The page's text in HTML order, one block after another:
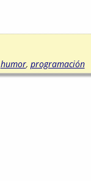
humor, programación